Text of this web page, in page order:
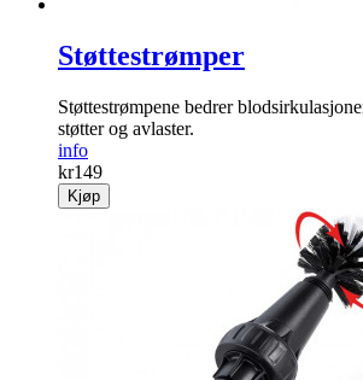
Støttestrømper
Støttestrømpene bedrer
støtter og avlaster.
info
kr149
Kjøp